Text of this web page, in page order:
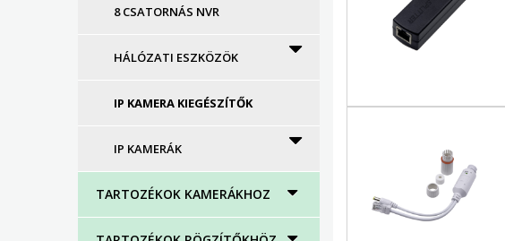
8 CSATORNÁS NVR
HÁLÓZATI ESZKÖZÖK
IP KAMERA KIEGÉSZÍTŐK
IP KAMERÁK
TARTOZÉKOK KAMERÁKHOZ